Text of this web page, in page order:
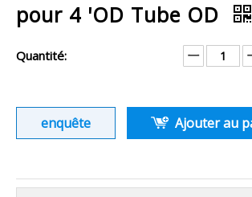
pour 4 'OD Tube OD
Quantité:
enquête Ajouter au